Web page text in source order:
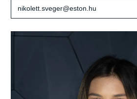
nikolett.sveger@eston.hu